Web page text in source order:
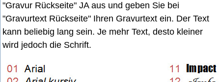
"Gravur Rückseite" JA aus und geben Sie bei
"Gravurtext Rückseite" Ihren Gravurtext ein. Der Text
kann beliebig lang sein. Je mehr Text, desto kleiner
wird jedoch die Schrift.